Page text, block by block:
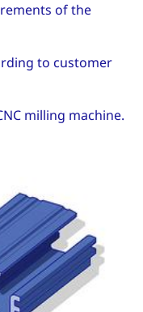
of the
to customer
milling machine.